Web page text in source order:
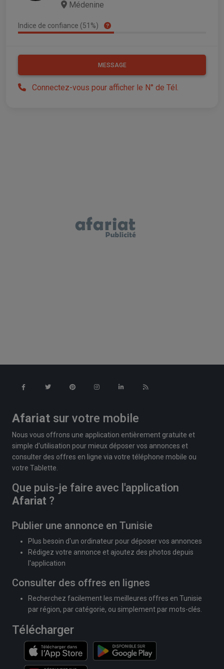
Médenine
Indice de confiance (51%)
MESSAGE
Connectez-vous pour afficher le N° de Tél.
Afariat sur votre mobile
Nous vous offrons une application entièrement gratuite et
simple d'utilisation pour mieux déposer vos annonces et
consulter des offres en ligne via votre téléphone mobile ou
votre Tablette.
Que puis-je faire avec l'application
Afariat ?
Publier une annonce en Tunisie
Plus besoin d'un ordinateur pour déposer vos annonces
Rédigez votre annonce et ajoutez des photos depuis
l'application
Consulter des offres en lignes
Recherchez facilement les meilleures offres en Tunisie
par région, par catégorie, ou simplement par mots-clés.
Télécharger